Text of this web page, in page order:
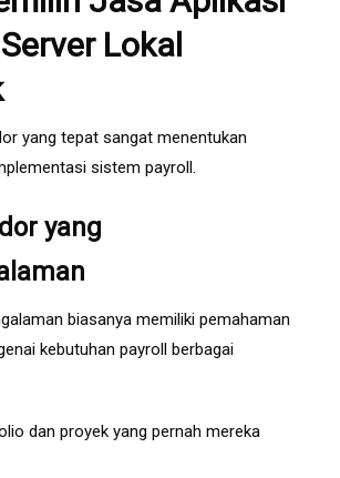
Lokal
yang tepat sangat menentukan
sistem payroll.
yang
biasanya memiliki pemahaman
kebutuhan payroll berbagai
dan proyek yang pernah mereka